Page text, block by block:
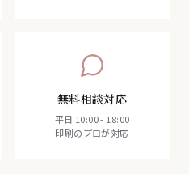
無料相談対応
平日 10:00 - 18:00
印刷のプロが対応